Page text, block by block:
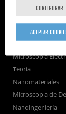
Nanoóptica
Autoensamblado
Nanobiosistemas
Microscopía
Teoría
Nanomateriales
Microscopía de
Nanoingeniería
CONFIGURAR
ACEPTAR